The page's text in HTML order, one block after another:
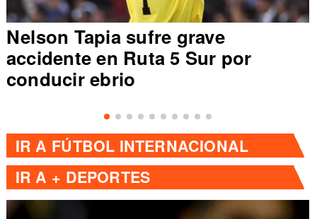
Nelson Tapia sufre grave
accidente en Ruta 5 Sur por
conducir ebrio
IR A FÚTBOL INTERNACIONAL
IR A + DEPORTES